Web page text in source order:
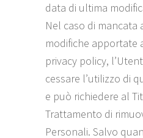
data di ultima
Nel caso di
modifiche apportate
privacy policy,
cessare l’utilizzo di
e può richiedere al
Trattamento di
Personali. Salvo